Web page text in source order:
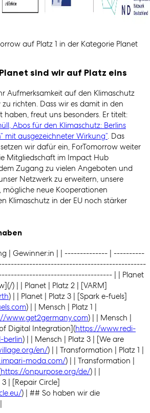
auf Platz 1 in der Kategorie Planet
sind wir auf Platz eins
Aufmerksamkeit auf den Klimaschutz
richten. Dass wir es damit in den
haben, freut uns besonders. Er titelt:
Abos für den Klimaschutz: Berlins
mit ausgezeichneter Wirkung”. Das
wir dafür ein, ForTomorrow weiter
Mitgliedschaft im Impact Hub
Zugang zu vielen Angeboten und
Netzwerk zu erweitern, unsere
mögliche neue Kooperationen
Klimaschutz in der EU noch stärker
| Gewinner:in | | -------------- | ----------
| | Planet
) | | Planet | Platz 2 | [VARM]
) | | Planet | Platz 3 | [Spark e-fuels]
) | | Mensch | Platz 1 |
www.get2germany.com) | | Mensch |
Digital Integration](https://www.redi-
berlin) | | Mensch | Platz 3 | [We are
en/) | | Transformation | Platz 1 |
moda.com/) | | Transformation |
https://onpurpose.org/de/) | |
| [Repair Circle]
) | ## So haben wir die